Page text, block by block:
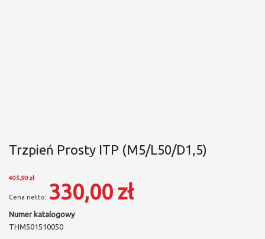
Trzpień Prosty ITP (M5/L50/D1,5)
405,90 zł
330,00 zł
Numer katalogowy
THM501510050